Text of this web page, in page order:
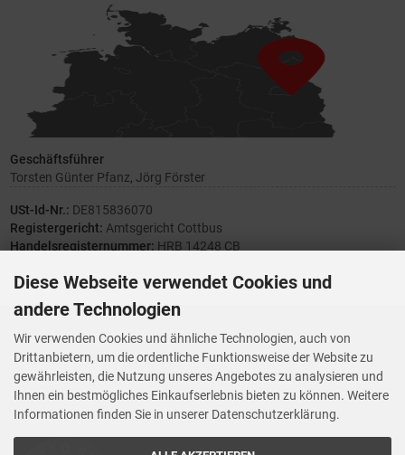
Geschäftsführer
Torsten Günter Pfanz, Jörg Förster
USt-Id-Nr.: DE815836070
Registergericht: Amtsgericht Cottbus
Handelsregisternummer: HRB 14248 CB
Ihre Meinung zählt
Vorwerk Ersatzteile
Wenn Ihnen der Service der StaubsaugerManufaktur gefallen hat,
bewerten Sie uns bitte bei Trustedshops.de
Diese Webseite verwendet Cookies und
andere Technologien
Wir verwenden Cookies und ähnliche Technologien, auch von
Drittanbietern, um die ordentliche Funktionsweise der Website zu
gewährleisten, die Nutzung unseres Angebotes zu analysieren und
Ihnen ein bestmögliches Einkaufserlebnis bieten zu können. Weitere
Informationen finden Sie in unserer Datenschutzerklärung.